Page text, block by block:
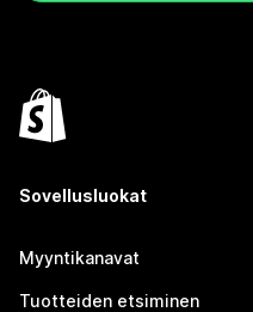
Sovellusluokat
Myyntikanavat
Tuotteiden etsiminen